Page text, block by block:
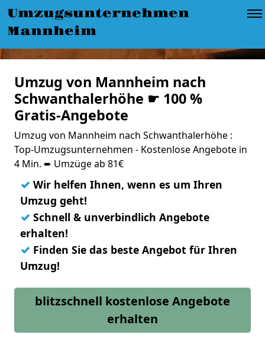
Umzugsunternehmen
Mannheim
Umzug von Mannheim nach
Schwanthalerhöhe ☛ 100 %
Gratis-Angebote
Umzug von Mannheim nach Schwanthalerhöhe :
Top-Umzugsunternehmen - Kostenlose Angebote in
4 Min. ➨ Umzüge ab 81€
✓ Wir helfen Ihnen, wenn es um Ihren
Umzug geht!
✓ Schnell & unverbindlich Angebote
erhalten!
✓ Finden Sie das beste Angebot für Ihren
Umzug!
blitzschnell kostenlose Angebote
erhalten